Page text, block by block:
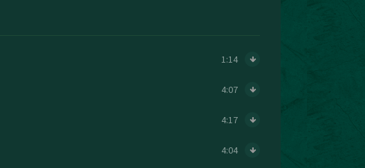
1:14
4:07
4:17
4:04